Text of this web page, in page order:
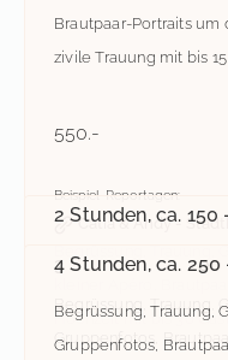
Brautpaar-Portraits um
zivile Trauung mit bis 15
550.-
Beispiel-Reportagen:
Catia & Andy -
Melanie & Marjan -
2 Stunden, ca.
Hochzeit mit bis 30
3 Stunden, ca.
Begrüssung, Trauung,
Gruppenfotos,
4 Stunden, ca.
Begrüssung, Trauung,
Gruppenfotos,